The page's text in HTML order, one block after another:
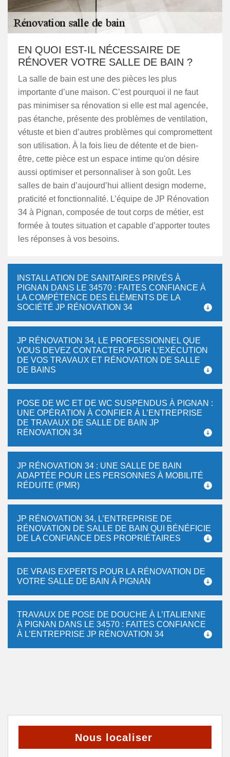
EN QUOI EST-IL NÉCESSAIRE DE
RÉNOVER VOTRE SALLE DE BAIN ?
La salle de bain est une des pièces les plus
importante d’une maison. C’est pourquoi il ne faut
pas minimiser sa rénovation si elle est mal agencée,
pas étanche, présente des problèmes de ventilation,
vétuste et bien d’autres problèmes qui compromettent
son utilisation. À la fois lieu de détente et de bien-
être, cette pièce est un espace intime qu'on désire
aussi optimiser et personnaliser à son goût. Les
salles de bain d’aujourd’hui allient design moderne,
praticité et fonctionnalité. L’équipe de JP Rénovation
34 à Pignan, composée de tout corps de métier, est
formée à toutes situation et capable d’apporter toutes
les réponses à vos besoins.
INSTALLATION DE SANITAIRES PRIVÉS À
PIGNAN DANS LE 34570 : FAITES CONFIANCE À
LA COMPÉTENCE DES ÉLÉMENTS DE LA
SOCIÉTÉ JP RÉNOVATION 34
JP RÉNOVATION 34, LE PROFESSIONNEL QUE
VOUS DEVEZ CONTACTER POUR L’EXÉCUTION
DE VOS TRAVAUX ET RÉNOVATION DE SALLE
DE BAINS
POSE DE WC ET DE WC SUSPENDUS À PIGNAN :
UNE OPÉRATION À CONFIER À L’ENTREPRISE
DE TRAVAUX DE SALLE DE BAIN JP
RÉNOVATION 34
JP RÉNOVATION 34 : UNE SALLE DE BAIN
ADAPTÉE POUR LES PERSONNES À MOBILITÉ
RÉDUITE (PMR)
JP RÉNOVATION 34, L’ENTREPRISE DE
RÉNOVATION DE SALLE DE BAIN QUI BÉNÉFICIE
DE LA CONFIANCE DES PROPRIÉTAIRES
DE VRAIS EXPERTS POUR LA RÉNOVATION DE
VOTRE SALLE DE BAIN À PIGNAN
TRAVAUX DE POSE DE DOUCHE À L’ITALIENNE
À PIGNAN DANS LE 34570 : FAITES CONFIANCE
À L’ENTREPRISE JP RÉNOVATION 34
Nous localiser